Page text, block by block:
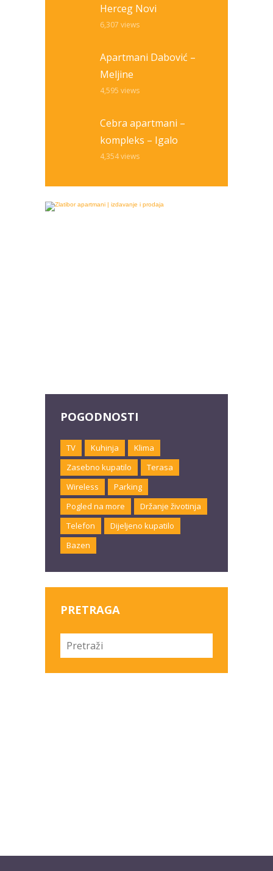
Herceg Novi
6,307 views
Apartmani Dabović –
Meljine
4,595 views
Cebra apartmani –
kompleks – Igalo
4,354views
POGODNOSTI
TV Kuhinja
Klima
Zasebno kupatilo
Terasa
Wireless
Parking
Pogled na more
Držanje životinja
Telefon
Dijeljeno kupatilo
Bazen
PRETRAGA